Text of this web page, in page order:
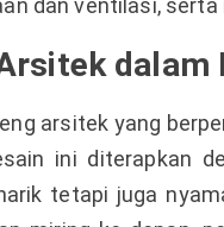
dan ventilasi,
dalam
arsitek yang
ini diterapkan
tetapi juga